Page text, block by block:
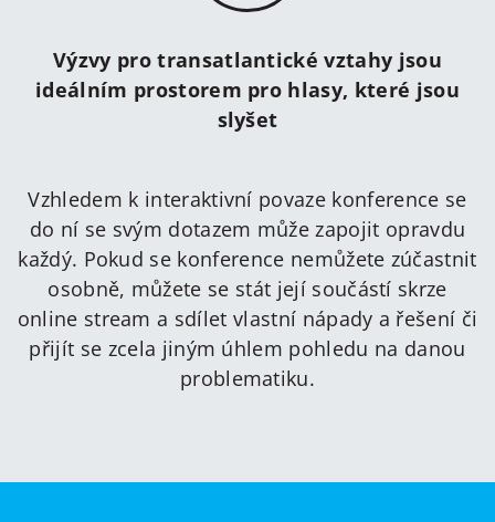
Výzvy pro transatlantické vztahy jsou
ideálním prostorem pro hlasy, které jsou
slyšet
Vzhledem k interaktivní povaze konference se
do ní se svým dotazem může zapojit opravdu
každý. Pokud se konference nemůžete zúčastnit
osobně, můžete se stát její součástí skrze
online stream a sdílet vlastní nápady a řešení či
přijít se zcela jiným úhlem pohledu na danou
problematiku.